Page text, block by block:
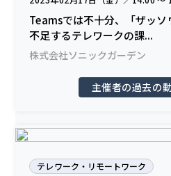
Teamsでは不十分、「ザッ
不足するテレワークの課...
株式会社ソニックガーデン
主催者の過去の
テレワーク・リモートワーク